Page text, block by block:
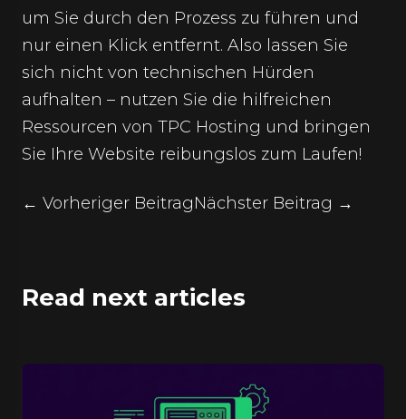
um Sie durch den Prozess zu führen und
nur einen Klick entfernt. Also lassen Sie
sich nicht von technischen Hürden
aufhalten – nutzen Sie die hilfreichen
Ressourcen von TPC Hosting und bringen
Sie Ihre Website reibungslos zum Laufen!
← Vorheriger BeitragNächster Beitrag →
Read next articles